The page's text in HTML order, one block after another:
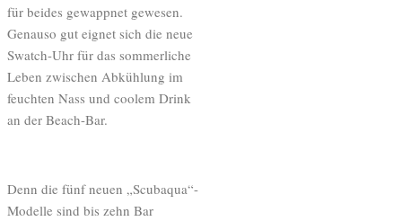
für beides gewappnet gewesen.
Genauso gut eignet sich die neue
Swatch-Uhr für das sommerliche
Leben zwischen Abkühlung im
feuchten Nass und coolem Drink
an der Beach-Bar.
Denn die fünf neuen „Scubaqua“-
Modelle sind bis zehn Bar